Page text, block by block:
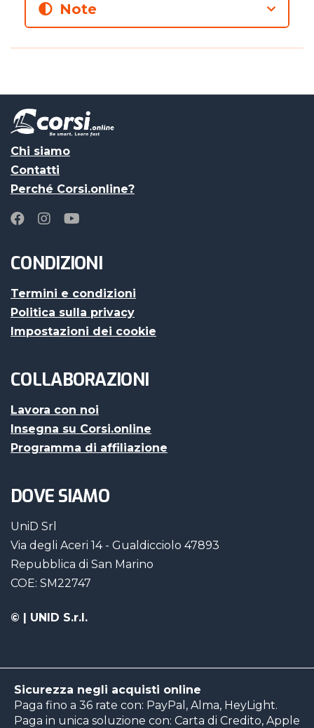
Note
Chi siamo
Contatti
Perché Corsi.online?
CONDIZIONI
Termini e condizioni
Politica sulla privacy
Impostazioni dei cookie
COLLABORAZIONI
Lavora con noi
Insegna su Corsi.online
Programma di affiliazione
DOVE SIAMO
UniD Srl
Via degli Aceri 14 - Gualdicciolo 47893
Repubblica di San Marino
COE: SM22747
© | UNID S.r.l.
Sicurezza negli acquisti online
Paga fino a 36 rate con: PayPal, Alma, HeyLight.
Paga in unica soluzione con: Carta di Credito, Apple